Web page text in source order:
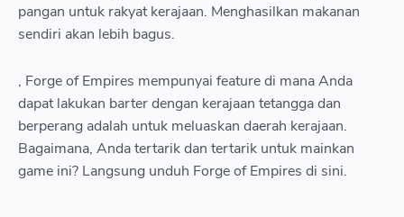
pangan untuk rakyat kerajaan. Menghasilkan makanan
sendiri akan lebih bagus.
, Forge of Empires mempunyai feature di mana Anda
dapat lakukan barter dengan kerajaan tetangga dan
berperang adalah untuk meluaskan daerah kerajaan.
Bagaimana, Anda tertarik dan tertarik untuk mainkan
game ini? Langsung unduh Forge of Empires di sini.